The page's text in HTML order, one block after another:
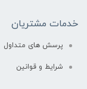
خدمات مشتریان
پرسش های متداول
شرایط و قوانین